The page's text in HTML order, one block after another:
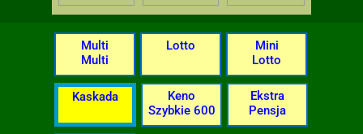
Multi
Multi
Lotto
Mini
Lotto
Kaskada
Keno
Szybkie 600
Ekstra
Pensja